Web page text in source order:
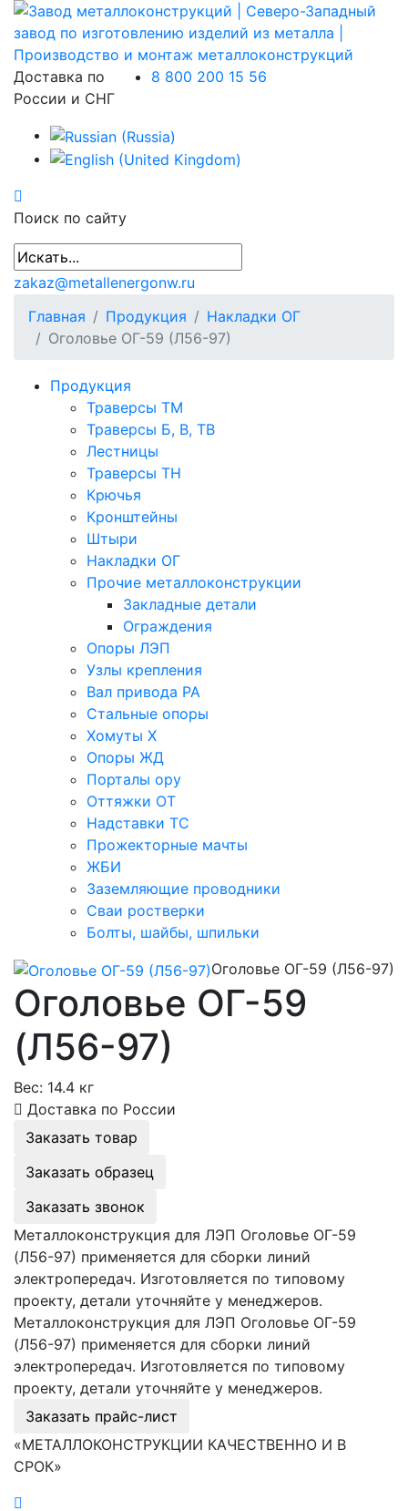
Доставка по
России и СНГ
8 800 200 15 56
Поиск по сайту
zakaz@metallenergonw.ru
Главная
Продукция
Накладки ОГ
Оголовье ОГ-59 (Л56-97)
Продукция
Траверсы ТМ
Траверсы Б, В, ТВ
Лестницы
Траверсы ТН
Крючья
Кронштейны
Штыри
Накладки ОГ
Прочие металлоконструкции
Закладные детали
Ограждения
Опоры ЛЭП
Узлы крепления
Вал привода РА
Стальные опоры
Хомуты Х
Опоры ЖД
Порталы ору
Оттяжки ОТ
Надставки ТС
Прожекторные мачты
ЖБИ
Заземляющие проводники
Сваи ростверки
Болты, шайбы, шпильки
Оголовье ОГ-59 (Л56-97)
Оголовье ОГ-59
(Л56-97)
Вес: 14.4 кг
Доставка по России
Заказать товар
Заказать образец
Заказать звонок
Металлоконструкция для ЛЭП Оголовье ОГ-59
(Л56-97) применяется для сборки линий
электропередач. Изготовляется по типовому
проекту, детали уточняйте у менеджеров.
Металлоконструкция для ЛЭП Оголовье ОГ-59
(Л56-97) применяется для сборки линий
электропередач. Изготовляется по типовому
проекту, детали уточняйте у менеджеров.
Заказать прайс-лист
«МЕТАЛЛОКОНСТРУКЦИИ КАЧЕСТВЕННО И В
СРОК»